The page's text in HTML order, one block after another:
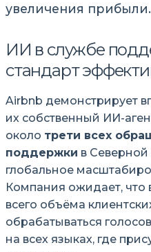
увеличения прибыли.
ИИ в службе
стандарт
Airbnb демонстрирует
их собственный ИИ-
около трети всех
поддержки в
глобальное
Компания ожидает, что
всего объёма
обрабатываться
на всех языках, где